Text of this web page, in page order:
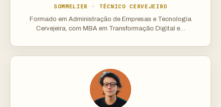
SOMMELIER · TÉCNICO CERVEJEIRO
Formado em Administração de Empresas e Tecnologia
Cervejeira, com MBA em Transformação Digital e…